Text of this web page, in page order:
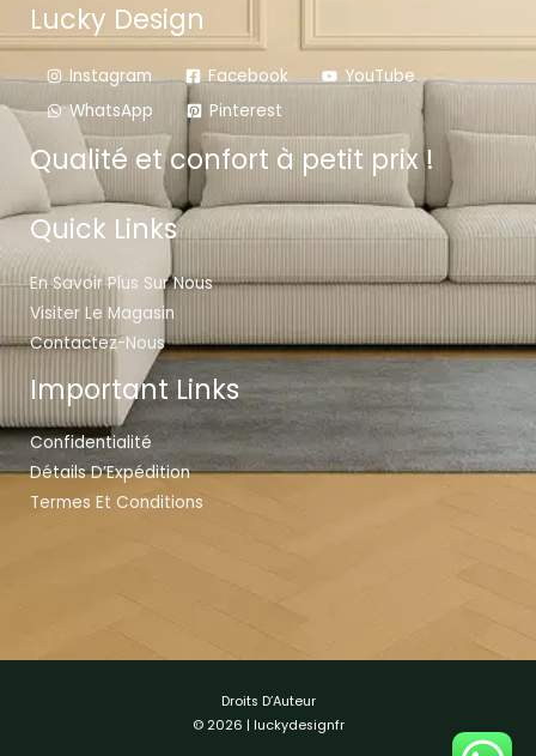
Lucky Design
Instagram Facebook
YouTube
WhatsApp
Pinterest
Qualité et confort à petit prix !
Quick Links
En Savoir Plus Sur Nous
Visiter Le Magasin
Contactez-Nous
Important Links
Confidentialité
Détails D’Expédition
Termes Et Conditions
Droits D’Auteur
© 2026 | luckydesignfr